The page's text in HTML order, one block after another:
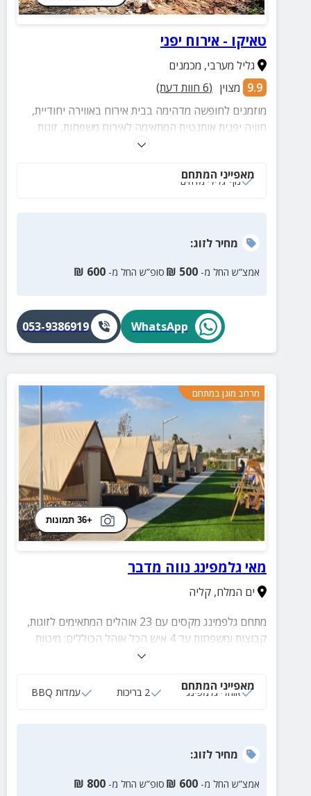
טאיקו - אירוח יפני
גליל מערבי, מכמנים
9.9 מצוין (
6 חוות דעת)
מוזמנים לחופשה מדהימה בבית אירוח באווירה יחודיית,
חוויה יפנית אותנטית המתאימה לאירוח משפחות, זוגות
וקבוצות במתחם מסעדה יפנית, אפשרות לטקס תה מסורתי
מאפייני המתחם
נוף גלילי מדהים
מחירלזוג:
אמצ”ש החל מ- 500
₪ סופ”ש החל מ- 600
₪
WhatsApp
053-9386919
מרחב מוגן במתחם
+36 תמונות
מאי גלמפינג נווה מדבר
ים המלח,קליה
מתחם גלפמינג מקסים עם 23 אוהלים המתאימים לזוגות,
קבוצות ומשפחות עד 4 איש הכל אוהל הכוללים: מיטות
כניסה חופשית לחוף הים, עיסויים, טיפולי ספא ועוד.
מאפייני המתחם
אוהלי גלמפינג 2 בריכות עמדות BBQ
מחירלזוג:
אמצ”ש החל מ- 600
₪ סופ”ש החל מ- 800
₪